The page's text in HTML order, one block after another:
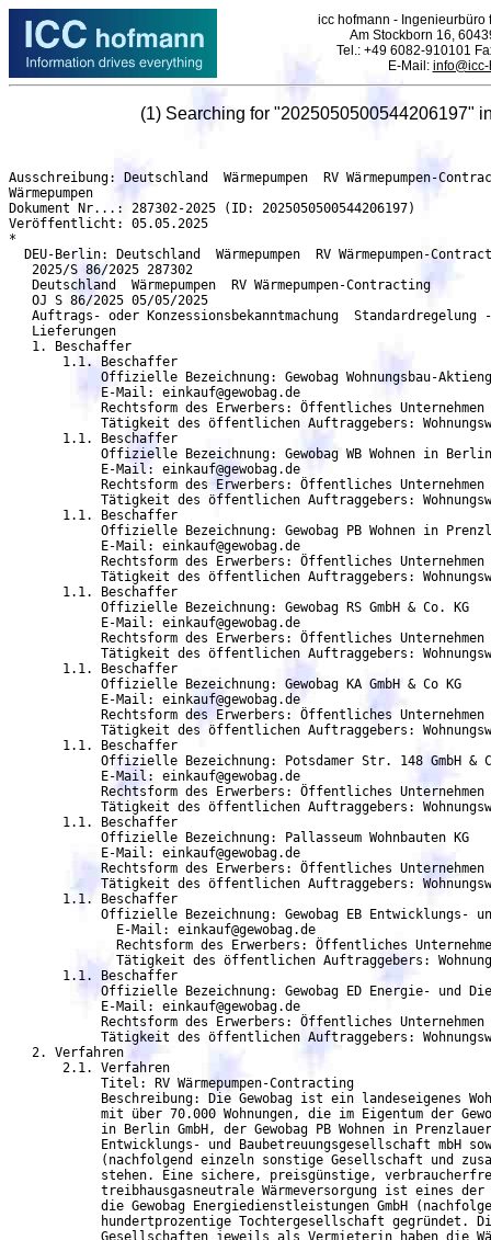
icc hofmann - Ingenieurbüro
Am Stockborn 16,
Tel.: +49 6082-910101
E-Mail:
(1) Searching for "2025050500544206197"
Ausschreibung: Deutschland  Wärmepumpen  RV Wärmepumpen-Contracting - DEU-Berlin
Wärmepumpen
Dokument Nr...: 287302-2025 (ID: 2025050500544206197)
Veröffentlicht: 05.05.2025
*
  DEU-Berlin: Deutschland  Wärmepumpen  RV Wärmepumpen-Contracting
   2025/S 86/2025 287302
   Deutschland  Wärmepumpen  RV Wärmepumpen-Contracting
   OJ S 86/2025 05/05/2025
   Auftrags- oder Konzessionsbekanntmachung  Standardregelung - Änderungsbekanntmachung
   Lieferungen
   1. Beschaffer
       1.1. Beschaffer
	    Offizielle Bezeichnung: Gewobag Wohnungsbau-Aktiengesellschaft Berlin
	    E-Mail: einkauf@gewobag.de
            Rechtsform des Erwerbers: Öffentliches Unternehmen
            Tätigkeit des öffentlichen Auftraggebers: Wohnungswesen und kommunale Einrichtungen
       1.1. Beschaffer
	    Offizielle Bezeichnung: Gewobag WB Wohnen in Berlin GmbH
	    E-Mail: einkauf@gewobag.de
            Rechtsform des Erwerbers: Öffentliches Unternehmen
            Tätigkeit des öffentlichen Auftraggebers: Wohnungswesen und kommunale Einrichtungen
       1.1. Beschaffer
	    Offizielle Bezeichnung: Gewobag PB Wohnen in Prenzlauer Berg GmbH
	    E-Mail: einkauf@gewobag.de
            Rechtsform des Erwerbers: Öffentliches Unternehmen
            Tätigkeit des öffentlichen Auftraggebers: Wohnungswesen und kommunale Einrichtungen
       1.1. Beschaffer
	    Offizielle Bezeichnung: Gewobag RS GmbH & Co. KG
	    E-Mail: einkauf@gewobag.de
            Rechtsform des Erwerbers: Öffentliches Unternehmen
            Tätigkeit des öffentlichen Auftraggebers: Wohnungswesen und kommunale Einrichtungen
       1.1. Beschaffer
	    Offizielle Bezeichnung: Gewobag KA GmbH & Co KG
	    E-Mail: einkauf@gewobag.de
            Rechtsform des Erwerbers: Öffentliches Unternehmen
            Tätigkeit des öffentlichen Auftraggebers: Wohnungswesen und kommunale Einrichtungen
       1.1. Beschaffer
	    Offizielle Bezeichnung: Potsdamer Str. 148 GmbH & Co KG
	    E-Mail: einkauf@gewobag.de
            Rechtsform des Erwerbers: Öffentliches Unternehmen
            Tätigkeit des öffentlichen Auftraggebers: Wohnungswesen und kommunale Einrichtungen
       1.1. Beschaffer
	    Offizielle Bezeichnung: Pallasseum Wohnbauten KG
	    E-Mail: einkauf@gewobag.de
            Rechtsform des Erwerbers: Öffentliches Unternehmen
            Tätigkeit des öffentlichen Auftraggebers: Wohnungswesen und kommunale Einrichtungen
       1.1. Beschaffer
	    Offizielle Bezeichnung: Gewobag EB Entwicklungs- und Baubetreuungsgesellschaft mbH
	      E-Mail: einkauf@gewobag.de
              Rechtsform des Erwerbers: Öffentliches Unternehmen
              Tätigkeit des öffentlichen Auftraggebers: Wohnungswesen und kommunale Einrichtungen
       1.1. Beschaffer
	    Offizielle Bezeichnung: Gewobag ED Energie- und Dienstleistungsgesellschaft mbH
	    E-Mail: einkauf@gewobag.de
            Rechtsform des Erwerbers: Öffentliches Unternehmen
            Tätigkeit des öffentlichen Auftraggebers: Wohnungswesen und kommunale Einrichtungen
   2. Verfahren
       2.1. Verfahren
            Titel: RV Wärmepumpen-Contracting
	    Beschreibung: Die Gewobag ist ein landeseigenes Wohnungsunternehmen des Landes Berlin
            mit über 70.000 Wohnungen, die im Eigentum der Gewobag sowie der Gewobag WB Wohnen
	    in Berlin GmbH, der Gewobag PB Wohnen in Prenzlauer Berg GmbH, der Gewobag EB
	    Entwicklungs- und Baubetreuungsgesellschaft mbH sowie der Gewobag KA GmbH & Co. KG
            (nachfolgend einzeln sonstige Gesellschaft und zusammen sonstige Gesellschaften)
            stehen. Eine sichere, preisgünstige, verbraucherfreundliche, effiziente, umweltverträgliche und
            treibhausgasneutrale Wärmeversorgung ist eines der Ziele der Gewobag. Im Jahr 2013 wurde
            die Gewobag Energiedienstleistungen GmbH (nachfolgend Gewobag ED) als eine
            hundertprozentige Tochtergesellschaft gegründet. Die Gewobag AG sowie die sonstigen
            Gesellschaften jeweils als Vermieterin haben die Wärmeversorgung seit der Gründung der
            Gewobag ED im Regelfall von einer Eigenversorgung unter Berücksichtigung der Vorgaben
            des § 556c BGB auf eine eigenständig gewerbliche Wärmelieferung umgestellt. Die Gewobag
            ED führt seit den Umstellungen die Wärmelieferung der Gewobag unter anderem auf Basis
            eines Betriebsführungs-Contracting und eines Anlagen-Contracting für den überwiegenden
            Gebäudebestand durch. Beim Betriebsführungs-Contracting befindet sich der Anlagenbestand
	    im Regel-fall im Eigentum der Gewobag oder den sonstigen Gesellschaften; beim Anlagen-
            Contracting ist das Eigentum auf die Gewobag ED übertragen worden. Auf der Grundlage des
            Rahmenvertrags sollen einige hundert Heizanlagen auf (mono-/bivalente) Wärmepumpen
            umgerüstet und in Betrieb genommen werden, mit der die Energieeffizienz der Wärme- und
            Trinkwarmwasserversorgung weiter gesteigert wird. Mit dem Rahmenvertrag werden für alle
            ausgewählten Contractoren die gleichen Rahmenbedingungen vereinbart, auf deren Basis die
            für die Einzelprojekte beauftragten Contractoren für einzelne Gebäude- und
            Wohnungsbestände der Gewobag und der sonstigen Gesellschaften die Wärme- und
            gegebenenfalls Warmwasserversorgung übernehmen und dafür entsprechend ihrer Planung
            Wärmepumpen sowie alle erforderlichen Nebenanlagen (nachstehend einheitlich Neuanlage
            oder Neuanlagen) planen, errichten, betreiben und instandhalten. Für eine Übergangszeit
            oder auch über längere Zeiträume, die projektspezifisch festgelegt werden, werden die
	    jeweiligen Altanlagen sowie die bestehenden Nebenanlagen (nachstehend einheitlich
            Bestandsanlage oder Bestandsanlagen) von der Gewobag ED betrieben. Mit der
            Inbetriebnahme der Neuanlagen und dem Beginn der Wärmelieferung aus den Neu-anlagen
            hat der Contractor die Bestandsanlagen zu übernehmen und auszubauen oder die
	    Bestandsanlage als Teil der Neuanlage in das Versorgungskonzept zu integrieren. Die
            Einzelaufträge werden im Regelfall als Wärmelieferverträge über einen Zeitraum von in der
	    Regel zehn Jahren geschlossen. Mit dem Ziel einer angemessenen Begrenzung der
            Wärmekosten für die Mieter soll die Möglichkeit geschaffen werden, die Abschreibungs- und
            Nutzungsdauer der Neuanlagen über beispielsweise 15 Jahre zu erstrecken, wobei der
	      Contractor wirtschaftlich dadurch abgesichert werden soll, dass er im Falle einer
              Vertragsbeendigung nach zehn Jahren einen Veräußerungsanspruch der Neuanlagen zum
              Sachzeitwert bekommt. Die Wärmelieferverträge werden auf der Grundlage des
	      Rahmenvertrags zwischen der Gewobag und den jeweiligen Contractoren als
	      Rahmenvertragsparteien vergabe-rechtskonform im Wettbewerb um die jeweiligen
              Einzelaufträge vergeben. Die Gewobag behält sich vor, die Wärmelieferverträge in einen
	      Basisvertrag unter Nutzung der Bestandsanlagen und einen Folgevertrag nach
              Inbetriebnahme der Wärmepumpen aufzuteilen; auch weitere Vertrags- und
              Gestaltungsoptionen sind möglich. Projektbezogen bleibt zugleich die Option vorbehalten, den
              Betrieb der Wärmepumpen mit PV-Anlagen und gegebenenfalls auch Batteriespeichern zu
              ergänzen. In diesen Fällen sind weitere Verträge, wie Miet- und Nutzflächenverträge für PV-
              Anlagen und Batteriespeicher, abzuschließen. Der Rahmenvertrag kommt mit allen
	      Contractoren, die im Rahmen der Ausschreibung einen Zuschlag erhalten,